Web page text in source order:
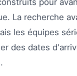
pour
La recherche
les équipes
des dates